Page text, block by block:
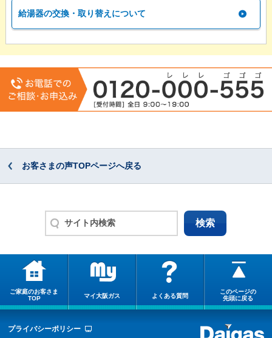
給湯器の交換・取り替えについて
お客さまの声TOPページへ戻る
ご家庭のお客さま
TOP
マイ大阪ガス よくある質問
このページの
先頭に戻る
プライバシーポリシー